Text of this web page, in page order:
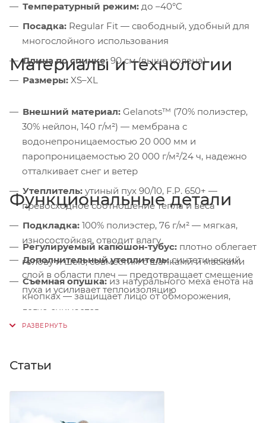
Температурный режим: до –40°C
Посадка: Regular Fit — свободный, удобный для
многослойного использования
Длина по спинке: 90 см (выше колена)
Размеры: XS–XL
Материалы и технологии
Внешний материал: Gelanots™ (70% полиэстер,
30% нейлон, 140 г/м²) — мембрана с
водонепроницаемостью 20 000 мм и
паропроницаемостью 20 000 г/м²/24 ч, надежно
отталкивает снег и ветер
Утеплитель: утиный пух 90/10, F.P. 650+ —
превосходное соотношение тепла и веса
Подкладка: 100% полиэстер, 76 г/м² — мягкая,
износостойкая, отводит влагу
Дополнительный утеплитель:синтетический
слой в области плеч — предотвращает смещение
пуха и усиливает теплоизоляцию
Функциональные детали
Регулируемый капюшон-тубус: плотно облегает
голову и шею, совместим с шапками и масками
Съемная опушка:из натурального меха енота на
кнопках — защищает лицо от обморожения,
легко снимается
Микрофлисовая подкладка:
удерживает тепло
исключает продувание, обеспечивает
Статьи